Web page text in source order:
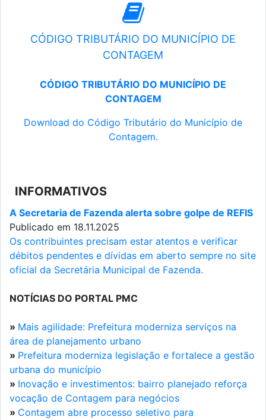
CÓDIGO TRIBUTÁRIO DO MUNICÍPIO DE
CONTAGEM
CÓDIGO TRIBUTÁRIO DO MUNICÍPIO DE
CONTAGEM
Download do Código Tributário do Município de
Contagem.
INFORMATIVOS
A Secretaria de Fazenda alerta sobre golpe de REFIS
Publicado em 18.11.2025
Os contribuintes precisam estar atentos e verificar
débitos pendentes e dívidas em aberto sempre no site
oficial da Secretária Municipal de Fazenda.
NOTÍCIAS DO PORTAL PMC
» Mais agilidade: Prefeitura moderniza serviços na
área de planejamento urbano
» Prefeitura moderniza legislação e fortalece a gestão
urbana do município
» Inovação e investimentos: bairro planejado reforça
vocação de Contagem para negócios
» Contagem abre processo seletivo para